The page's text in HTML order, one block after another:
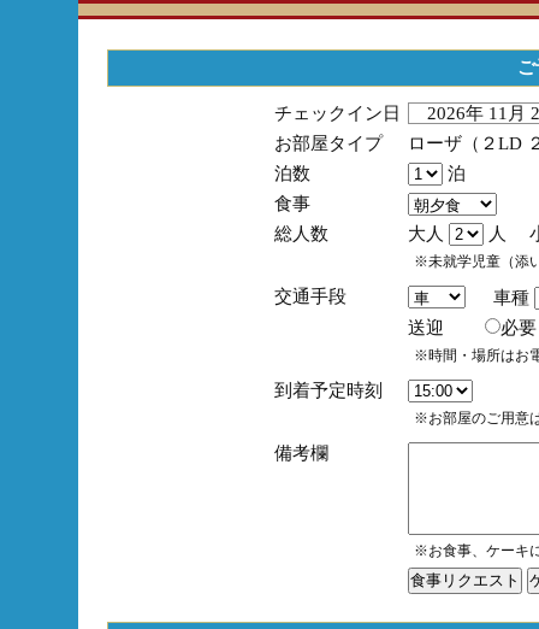
チェックイン日
2026年 11
お部屋タイプ
ローザ（２LD
泊数
泊
食事
総人数
大人 人
※未就学児童（添
交通手段
車種
送迎
※時間・場所はお
到着予定時刻
※お部屋のご用意
備考欄
※お食事、ケーキ